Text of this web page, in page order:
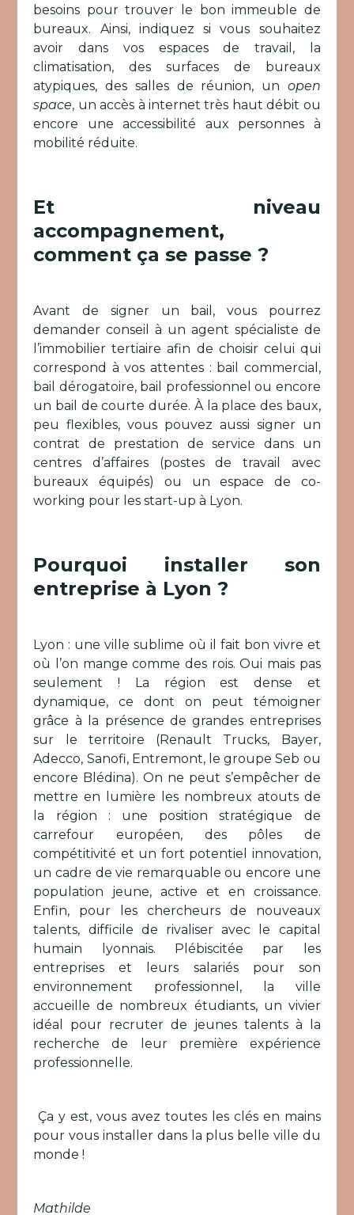
besoins pour trouver le bon immeuble de
bureaux. Ainsi, indiquez si vous souhaitez
avoir dans vos espaces de travail, la
climatisation, des surfaces de bureaux
atypiques, des salles de réunion, un open
space, un accès à internet très haut débit ou
encore une accessibilité aux personnes à
mobilité réduite.
Et niveau
accompagnement,
comment ça se passe ?
Avant de signer un bail, vous pourrez
demander conseil à un agent spécialiste de
l’immobilier tertiaire afin de choisir celui qui
correspond à vos attentes : bail commercial,
bail dérogatoire, bail professionnel ou encore
un bail de courte durée. À la place des baux,
peu flexibles, vous pouvez aussi signer un
contrat de prestation de service dans un
centres d’affaires (postes de travail avec
bureaux équipés) ou un espace de co-
working pour les start-up à Lyon.
Pourquoi installer son
entreprise à Lyon ?
Lyon : une ville sublime où il fait bon vivre et
où l’on mange comme des rois. Oui mais pas
seulement ! La région est dense et
dynamique, ce dont on peut témoigner
grâce à la présence de grandes entreprises
sur le territoire (Renault Trucks, Bayer,
Adecco, Sanofi, Entremont, le groupe Seb ou
encore Blédina). On ne peut s’empêcher de
mettre en lumière les nombreux atouts de
la région : une position stratégique de
carrefour européen, des pôles de
compétitivité et un fort potentiel innovation,
un cadre de vie remarquable ou encore une
population jeune, active et en croissance.
Enfin, pour les chercheurs de nouveaux
talents, difficile de rivaliser avec le capital
humain lyonnais. Plébiscitée par les
entreprises et leurs salariés pour son
environnement professionnel, la ville
accueille de nombreux étudiants, un vivier
idéal pour recruter de jeunes talents à la
recherche de leur première expérience
professionnelle.
Ça y est, vous avez toutes les clés en mains
pour vous installer dans la plus belle ville du
monde !
Mathilde